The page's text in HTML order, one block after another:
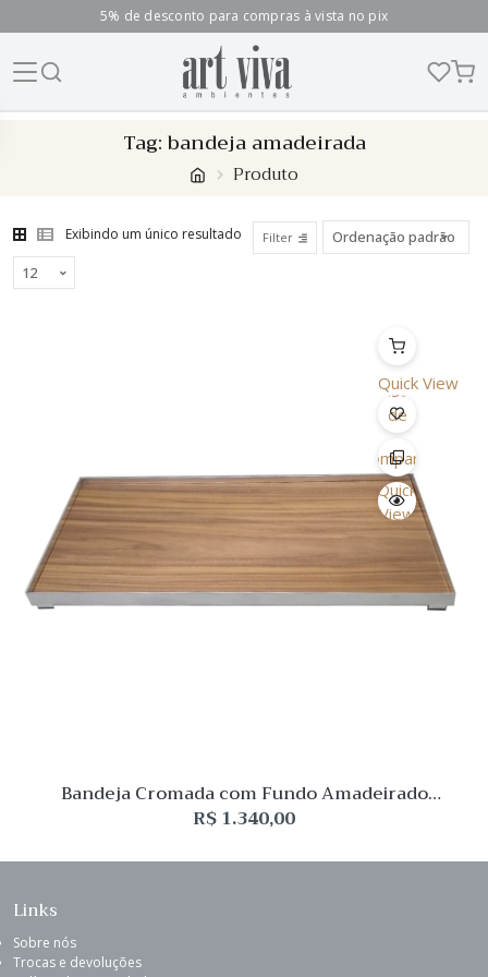
5% de desconto para compras à vista no pix
Tag:bandeja amadeirada
Produto
Exibindo um único resultado Filter
Quick View
Lista
de
Desejo
Comparar
Quick
View
Bandeja Cromada com Fundo Amadeirado
5x60x30cm
R$ 1.340,00
Links
Sobre nós
Trocas e devoluções